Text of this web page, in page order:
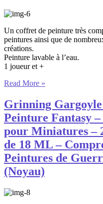
Un coffret de peinture très
peintures ainsi que de
créations.
Peinture lavable à l’eau.
1 joueur et +
Read More »
Grinning Gargoyle
Peinture Fantasy
pour Miniatures –
de 18 ML –
Peintures de
(Noyau)